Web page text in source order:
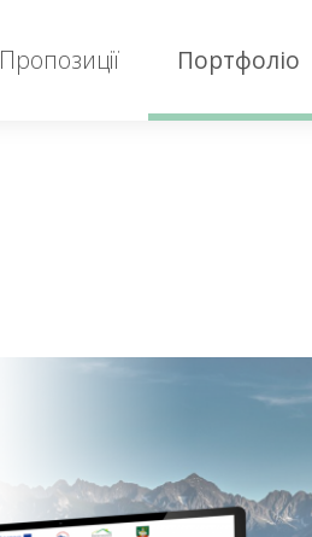
Пропозиції Портфоліо